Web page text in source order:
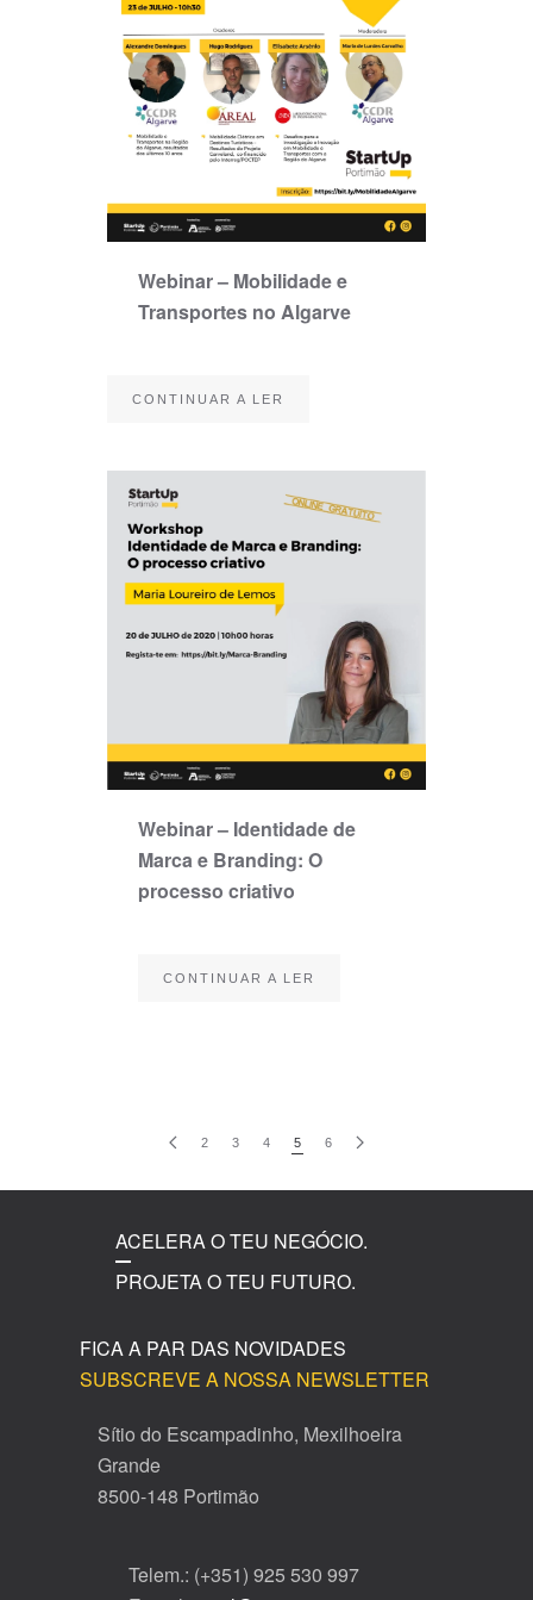
Webinar – Mobilidade e
Transportes no Algarve
CONTINUAR A LER
Webinar – Identidade de
Marca e Branding: O
processo criativo
CONTINUAR A LER
2 3 4 5 6
ACELERA O TEU NEGÓCIO.
PROJETA O TEU FUTURO.
FICA A PAR DAS NOVIDADES
SUBSCREVE A NOSSA NEWSLETTER
Sítio do Escampadinho, Mexilhoeira
Grande
8500-148 Portimão
Telem.: (+351) 925 530 997